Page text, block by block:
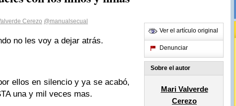
Cerezo @manualsecual
no les voy a dejar atrás.
ellos en silencio y ya se acabó,
una y mil veces mas.
Ver el artículo original
Denunciar
Sobre el autor
Mari Valverde
Cerezo